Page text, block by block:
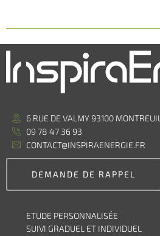
6 RUE DE VALMY 93100 MONTREUIL
09 78 47 36 93
CONTACT@INSPIRAENERGIE.FR
DEMANDE DE RAPPEL
ETUDE PERSONNALISÉE
SUIVI GRADUEL ET INDIVIDUEL